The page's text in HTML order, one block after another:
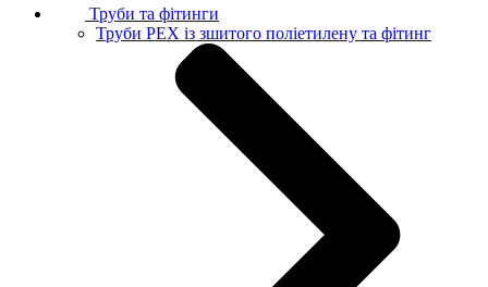
Труби та фітинги
Труби PEX із зшитого поліетилену та фітинг